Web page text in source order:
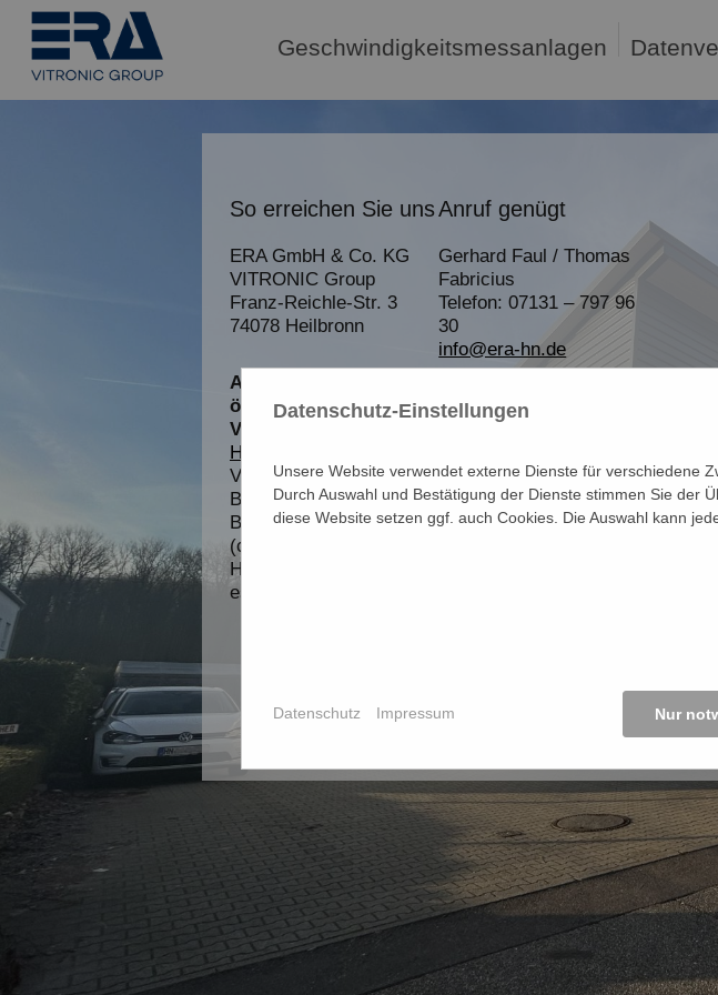
So erreichen Sie uns
ERAGmbH & Co. KG
VITRONIC Group
Franz-Reichle-Str. 3
74078 Heilbronn
Anfahrt mit
öffentlichen
Verkehrsmitteln
Heilbronn
Von dort nehmen Sie den
Bus 62 zum
Briefverteilerzentrum
(ca. alle 30 min). Von der
Haltestelle zu uns sind
es ca. 50 Meter.
Anruf genügt
Gerhard Faul / Thomas
Fabricius
Telefon: 07131 – 797 96
30
info@era-hn.de
Geschwindigkeitsmessanlagen
Datenschutz-Einstellungen
Unsere Website verwendet externe Dienste für verschiedene
Durch Auswahl und Bestätigung der Dienste stimmen Sie der
diese Website setzen ggf. auch Cookies. Die Auswahl kann
Nur
Datenschutz Impressum